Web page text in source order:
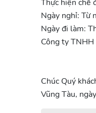
Thực hiện chế
Ngày nghỉ: Từ
Ngày đi làm:
Công ty
Chúc Quý
Vũng Tàu,